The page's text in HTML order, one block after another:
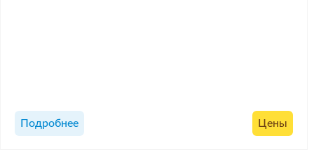
Подробнее Цены